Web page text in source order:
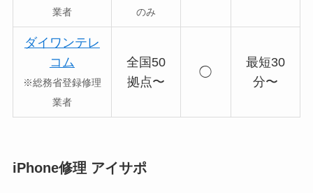
業者
のみ
ダイワンテレ
コム
※総務省登録修理
業者
全国50
拠点〜
◯
最短30
分〜
iPhone修理 アイサポ